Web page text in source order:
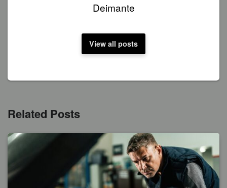
Deimante
View all posts
Related Posts